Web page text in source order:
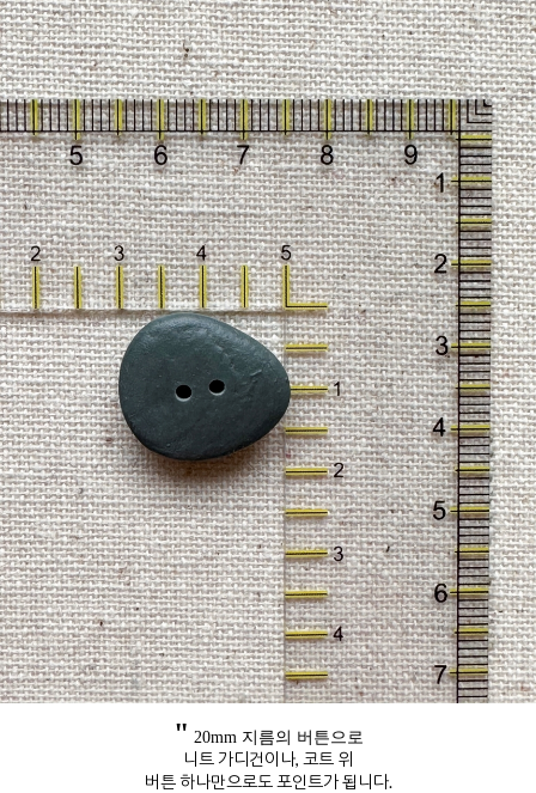
" 20mm 지름의 버튼으로
니트 가디건이나, 코트 위
버튼 하나만으로도 포인트가 됩니다.